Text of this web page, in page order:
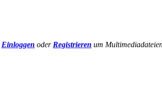
Einloggen oder Registrieren um